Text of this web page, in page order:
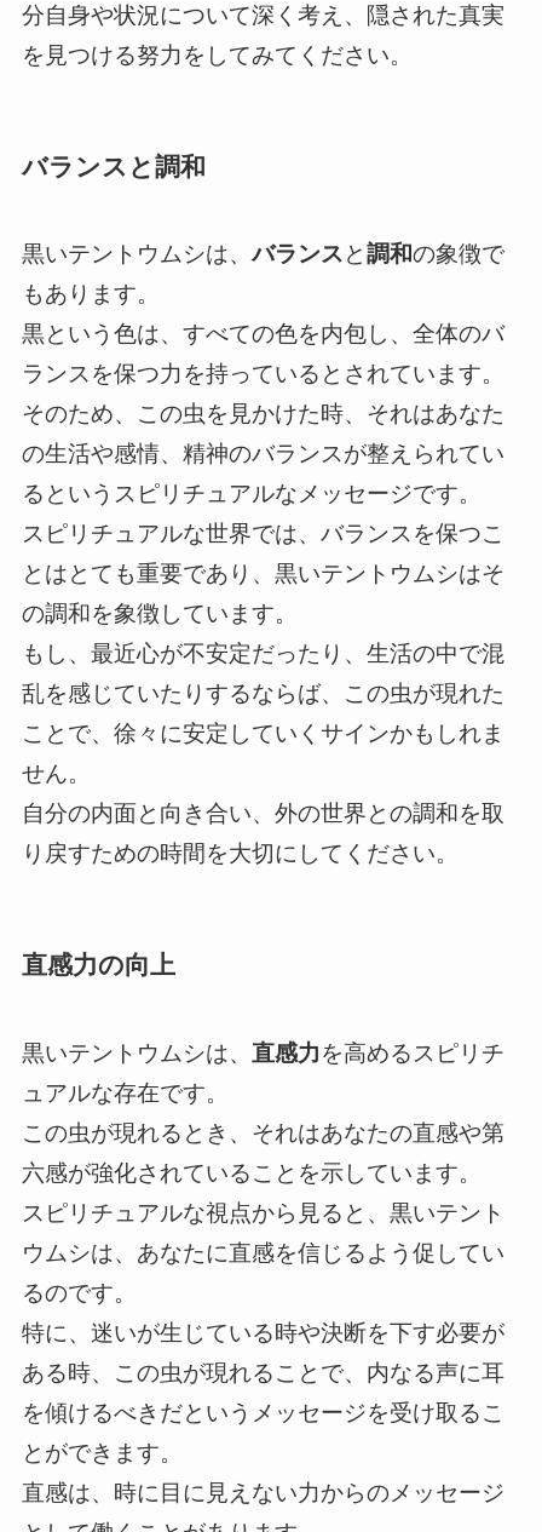
分自身や状況について深く考え、隠された真実
を見つける努力をしてみてください。
バランスと調和
黒いテントウムシは、バランス と調和の象徴で
もあります。
黒という色は、すべての色を内包し、全体のバ
ランスを保つ力を持っているとされています。
そのため、この虫を見かけた時、それはあなた
の生活や感情、精神のバランスが整えられてい
るというスピリチュアルなメッセージです。
スピリチュアルな世界では、バランスを保つこ
とはとても重要であり、黒いテントウムシはそ
の調和を象徴しています。
もし、最近心が不安定だったり、生活の中で混
乱を感じていたりするならば、この虫が現れた
ことで、徐々に安定していくサインかもしれま
せん。
自分の内面と向き合い、外の世界との調和を取
り戻すための時間を大切にしてください。
直感力の向上
黒いテントウムシは、 直感力を高めるスピリチ
ュアルな存在です。
この虫が現れるとき、それはあなたの直感や第
六感が強化されていることを示しています。
スピリチュアルな視点から見ると、黒いテント
ウムシは、あなたに直感を信じるよう促してい
るのです。
特に、迷いが生じている時や決断を下す必要が
ある時、この虫が現れることで、内なる声に耳
を傾けるべきだというメッセージを受け取るこ
とができます。
直感は、時に目に見えない力からのメッセージ